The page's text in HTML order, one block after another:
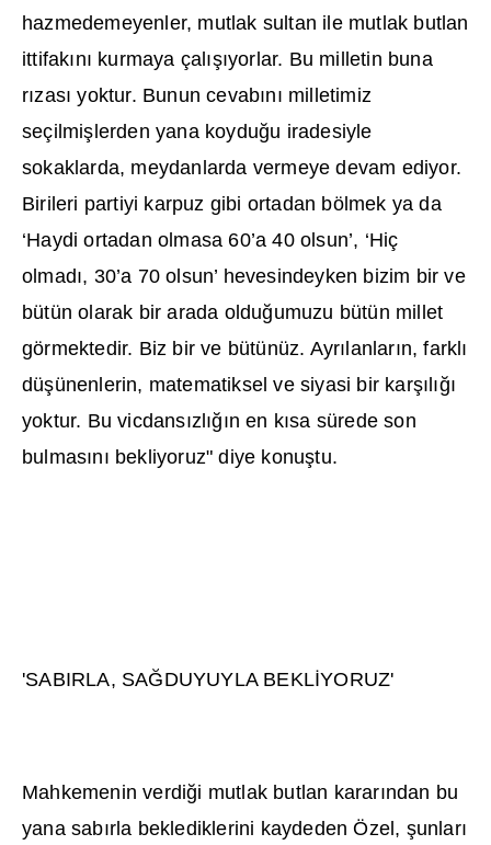
hazmedemeyenler, mutlak sultan ile mutlak butlan
ittifakını kurmaya çal ışıyorlar. Bu milletin buna
rızası yoktur. Bunun cevabını milletimiz
seçilmiş lerden yana koyduğu iradesiyle
sokaklarda, meydanlarda vermeye devam ediyor.
Birileri partiyi karpuz gibi ortadan bölmek ya da
‘Haydi ortadan olmasa 60’a 40 olsun’, ‘Hiç
olmadı, 30’a 70 olsun’ hevesindeyken bizim bir ve
bütün olarak bir arada olduğumuzu bütün millet
görmektedir. Biz bir ve bütünüz. Ayrı lanların, farkl ı
düşünenlerin, matematiksel ve siyasi bir karşı ığı
yoktur. Bu vicdansızl ığın en kısa sürede son
bulmasını bekliyoruz" diye konuştu.
'SABIRLA, SAĞDUYUYLA BEKLİYORUZ'
Mahkemenin verdiği mutlak butlan kararından bu
yana sabırla beklediklerini kaydeden Özel, şunları